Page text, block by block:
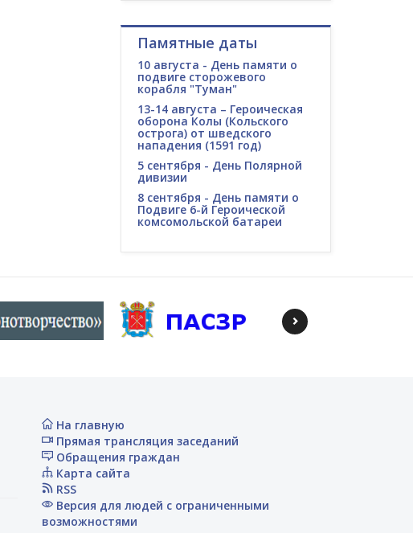
Памятные даты
10 августа - День памяти о
подвиге сторожевого
корабля "Туман"
13-14 августа – Героическая
оборона Колы (Кольского
острога) от шведского
нападения (1591 год)
5 сентября - День Полярной
дивизии
8 сентября - День памяти о
Подвиге 6-й Героической
комсомольской батареи
На главную
Прямая трансляция заседаний
Обращения граждан
Карта сайта
RSS
Версия для людей с ограниченными
возможностями